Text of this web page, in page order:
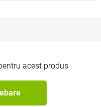
acest produs